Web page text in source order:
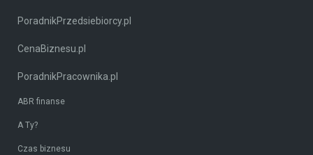
PoradnikPrzedsiebiorcy.pl
CenaBiznesu.pl
PoradnikPracownika.pl
ABR finanse
A Ty?
Czas biznesu